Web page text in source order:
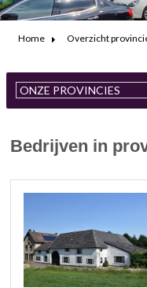
Home Overzicht
Bedrijven in